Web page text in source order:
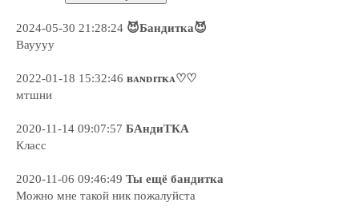
2024-05-30 21:28:24 😈Бандитка😈
Вауууу
2022-01-18 15:32:46 ʙᴀɴᴅɪᴛᴋᴀ♡♡
мтшни
2020-11-14 09:07:57 БАндиТКА
Класс
2020-11-06 09:46:49 Ты ещё бандитка
Можно мне такой ник пожалуйста